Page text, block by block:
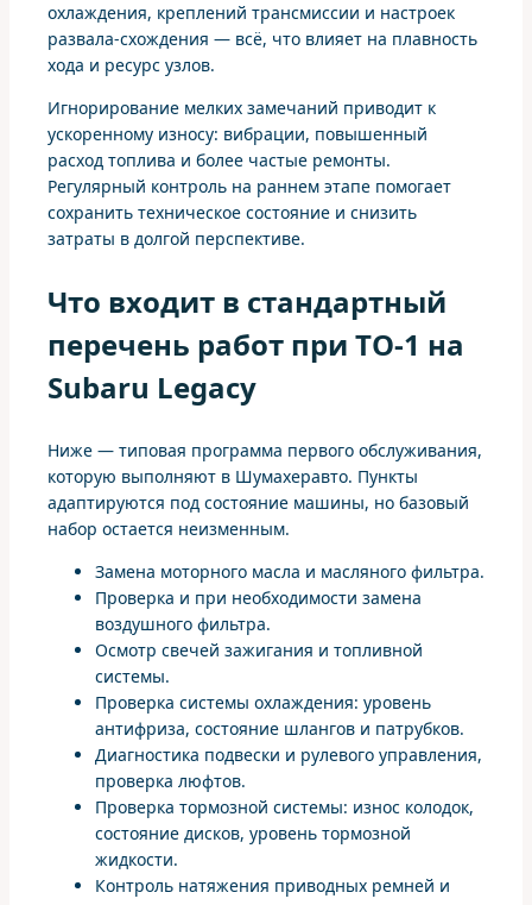
охлаждения, креплений трансмиссии и настроек
развала-схождения — всё, что влияет на плавность
хода и ресурс узлов.
Игнорирование мелких замечаний приводит к
ускоренному износу: вибрации, повышенный
расход топлива и более частые ремонты.
Регулярный контроль на раннем этапе помогает
сохранить техническое состояние и снизить
затраты в долгой перспективе.
Что входит в стандартный
перечень работ при ТО-1 на
Subaru Legacy
Ниже — типовая программа первого обслуживания,
которую выполняют в Шумахеравто. Пункты
адаптируются под состояние машины, но базовый
набор остается неизменным.
Замена моторного масла и масляного фильтра.
Проверка и при необходимости замена
воздушного фильтра.
Осмотр свечей зажигания и топливной
системы.
Проверка системы охлаждения: уровень
антифриза, состояние шлангов и патрубков.
Диагностика подвески и рулевого управления,
проверка люфтов.
Проверка тормозной системы: износ колодок,
состояние дисков, уровень тормозной
жидкости.
Контроль натяжения приводных ремней и